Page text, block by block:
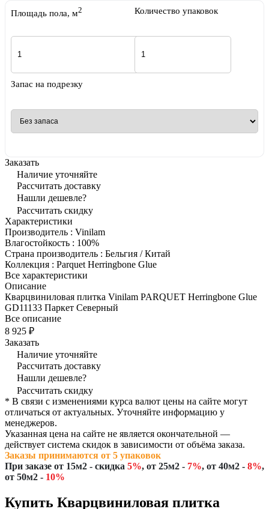
Площадь пола, м2 Количество упаковок
Запас на подрезку
Заказать
Наличие уточняйте
Рассчитать доставку
Нашли дешевле?
Рассчитать скидку
Характеристики
Производитель : Vinilam
Влагостойкость : 100%
Страна производитель : Бельгия / Китай
Коллекция : Parquet Herringbone Glue
Все характеристики
Описание
Кварцвиниловая плитка Vinilam PARQUET Herringbone Glue
GD11133 Паркет Северный
Все описание
8 925 ₽
Заказать
Наличие уточняйте
Рассчитать доставку
Нашли дешевле?
Рассчитать скидку
* В связи с изменениями курса валют цены на сайте могут
отличаться от актуальных. Уточняйте информацию у
менеджеров.
Указанная цена на сайте не является окончательной —
действует система скидок в зависимости от объёма заказа.
Заказы принимаются от 5 упаковок
При заказе от 15м2 - скидка 5%, от 25м2 - 7%, от 40м2 - 8%,
от 50м2 - 10%
Купить Кварцвиниловая плитка